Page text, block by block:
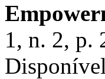
1, n. 2, p.